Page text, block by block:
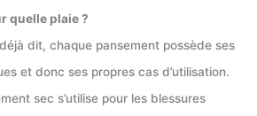
quelle plaie ?
dit, chaque pansement possède ses
et donc ses propres cas d’utilisation.
sec s’utilise pour les blessures